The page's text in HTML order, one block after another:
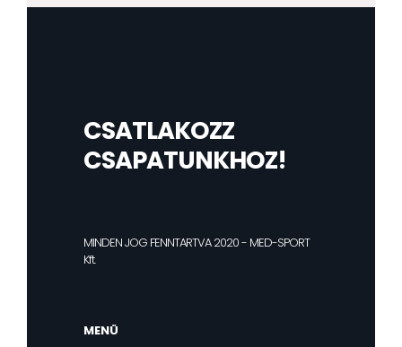
CSATLAKOZZ
CSAPATUNKHOZ!
MINDEN JOG FENNTARTVA 2020 - MED-SPORT
Kft.
MENÜ